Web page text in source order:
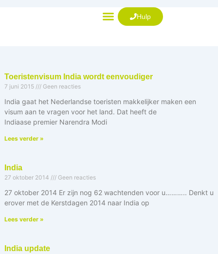
Hulp
Toeristenvisum India wordt eenvoudiger
7 juni 2015 Geen reacties
India gaat het Nederlandse toeristen makkelijker maken een
visum aan te vragen voor het land. Dat heeft de
Indiaase premier Narendra Modi
Lees verder »
India
27 oktober 2014 Geen reacties
27 oktober 2014 Er zijn nog 62 wachtenden voor u……….. Denkt u
erover met de Kerstdagen 2014 naar India op
Lees verder »
India update